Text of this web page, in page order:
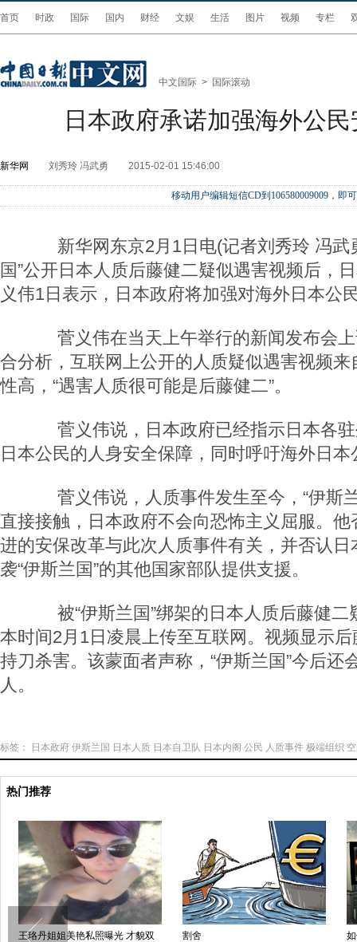
首页 时政 国际 国内 财经 文娱 生活 图片 视频 专栏
中文国际 > 国际滚动
日本政府承诺加强海外公
新华网 刘秀玲 冯武勇 2015-02-01 15:46:00
移动用户编辑短信CD到106580009009，即
新华网东京2月1日电(记者刘秀玲 冯武
国”公开日本人质后藤健二疑似遇害视频后，
义伟1日表示，日本政府将加强对海外日本公
菅义伟在当天上午举行的新闻发布会上
合分析，互联网上公开的人质疑似遇害视频来
性高，“遇害人质很可能是后藤健二”。
菅义伟说，日本政府已经指示日本各驻
日本公民的人身安全保障，同时呼吁海外日
菅义伟说，人质事件发生至今，“伊斯
直接接触，日本政府不会向恐怖主义屈服。
进的安保改革与此次人质事件有关，并否认
袭“伊斯兰国”的其他国家部队提供支援。
被“伊斯兰国”绑架的日本人质后藤健二
本时间2月1日凌晨上传至互联网。视频显示
持刀杀害。该蒙面者声称，“伊斯兰国”今后还
标签： 日本政府 伊斯兰国 日本人质 日本自卫队 日本内阁 公民 人质事件 极端组织
热门推荐
王珞丹姐姐美艳私照曝光 才貌双
割舍